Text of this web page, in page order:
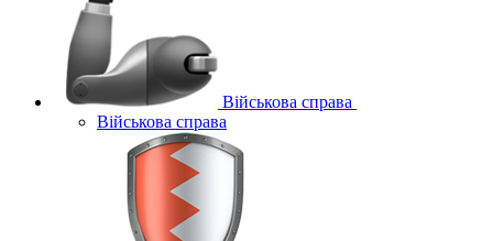
Військова справа
Військова справа